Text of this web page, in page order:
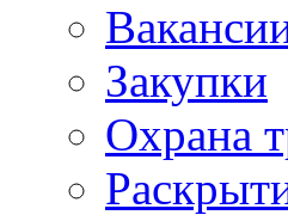
Закупки
Охрана